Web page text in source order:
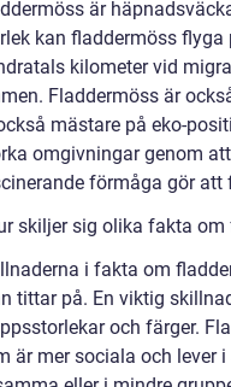
är
kan fladdermöss
kilometer vid
Fladdermöss är
mästare på eko-
omgivningar genom
förmåga gör att
skiljer sig olika fakta
i fakta om
tittar på. En viktig
och färger.
är mer sociala och lever